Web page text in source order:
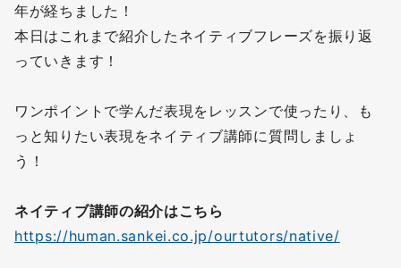
年が経ちました！
本日はこれまで紹介したネイティブフレーズを振り返
っていきます！
ワンポイントで学んだ表現をレッスンで使ったり、も
っと知りたい表現をネイティブ講師に質問しましょ
う！
ネイティブ講師の紹介はこちら
https://human.sankei.co.jp/ourtutors/native/